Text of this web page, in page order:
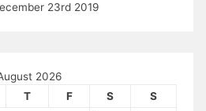
23rd 2019
2026
T F S
S